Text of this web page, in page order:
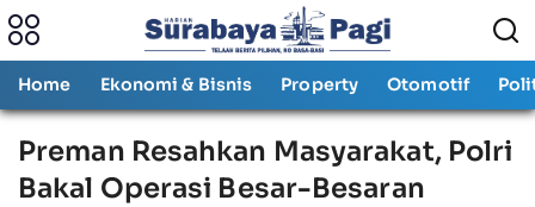
Home Ekonomi & Bisnis Property Otomotif
Preman Resahkan Masyarakat, Polri
Bakal Operasi Besar-Besaran